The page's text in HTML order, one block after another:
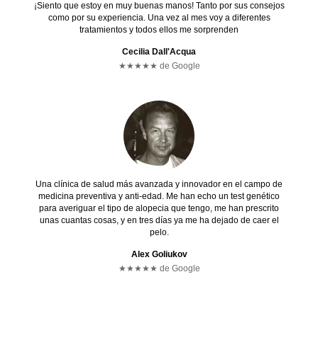
¡Siento que estoy en muy buenas manos! Tanto por sus consejos
como por su experiencia. Una vez al mes voy a diferentes
tratamientos y todos ellos me sorprenden
Cecilia Dall'Acqua
★★★★★ de Google
Una clínica de salud más avanzada y innovador en el campo de
medicina preventiva y anti-edad. Me han echo un test genético
para averiguar el tipo de alopecia que tengo, me han prescrito
unas cuantas cosas, y en tres días ya me ha dejado de caer el
pelo.
Alex Goliukov
★★★★★ de Google